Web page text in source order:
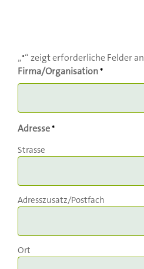
„*“ zeigt erforderliche Felder an
Firma/Organisation*
Adresse*
Strasse
Adresszusatz/Postfach
Ort